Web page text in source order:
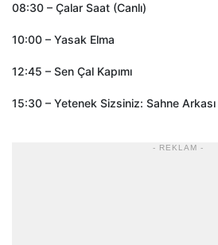
08:30 – Çalar Saat (Canlı)
10:00 – Yasak Elma
12:45 – Sen Çal Kapımı
15:30 – Yetenek Sizsiniz: Sahne Arkası
- REKLAM -